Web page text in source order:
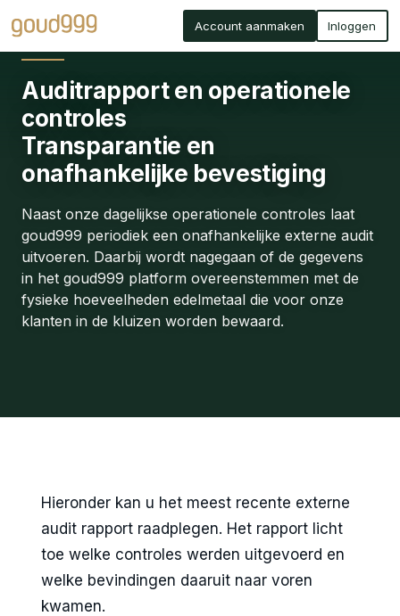
Account aanmaken Inloggen
Auditrapport en operationele
controles
Transparantie en
onafhankelijke bevestiging
Naast onze dagelijkse operationele controles laat
goud999 periodiek een onafhankelijke externe audit
uitvoeren. Daarbij wordt nagegaan of de gegevens
in het goud999 platform overeenstemmen met de
fysieke hoeveelheden edelmetaal die voor onze
klanten in de kluizen worden bewaard.
Hieronder kan u het meest recente externe
audit rapport raadplegen. Het rapport licht
toe welke controles werden uitgevoerd en
welke bevindingen daaruit naar voren
kwamen.